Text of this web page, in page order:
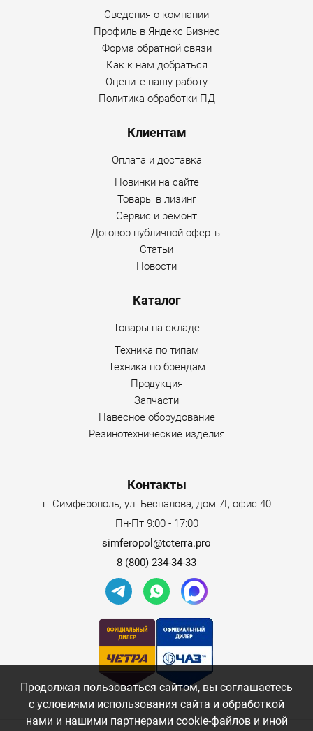
Сведения о компании
Профиль в Яндекс Бизнес
Форма обратной связи
Как к нам добраться
Оцените нашу работу
Политика обработки ПД
Клиентам
Оплата и доставка
Новинки на сайте
Товары в лизинг
Сервис и ремонт
Договор публичной оферты
Статьи
Новости
Каталог
Товары на складе
Техника по типам
Техника по брендам
Продукция
Запчасти
Навесное оборудование
Резинотехнические изделия
Контакты
г. Симферополь, ул. Беспалова, дом 7Г, офис 40
Пн-Пт 9:00 - 17:00
simferopol@tcterra.pro
8 (800) 234-34-33
Продолжая пользоваться сайтом, вы соглашаетесь
с условиями использования сайта и обработкой
нами и нашими партнерами cookie-файлов и иной